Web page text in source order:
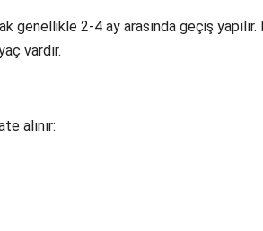
genellikle 2-4 ay arasında geçiş
vardır.
alınır: